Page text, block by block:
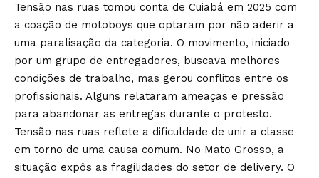
Tensão nas ruas tomou conta de Cuiabá em 2025 com
a coação de motoboys que optaram por não aderir a
uma paralisação da categoria. O movimento, iniciado
por um grupo de entregadores, buscava melhores
condições de trabalho, mas gerou conflitos entre os
profissionais. Alguns relataram ameaças e pressão
para abandonar as entregas durante o protesto.
Tensão nas ruas reflete a dificuldade de unir a classe
em torno de uma causa comum. No Mato Grosso, a
situação expôs as fragilidades do setor de delivery. O